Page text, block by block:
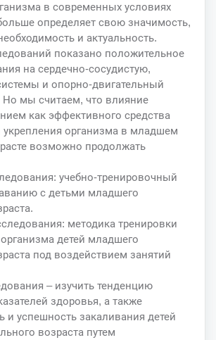
в современных условиях
определяет свою значимость,
и актуальность.
показано положительное
на сердечно-сосудистую,
и опорно-двигательный
Но мы считаем, что влияние
как эффективного средства
укрепления организма в младшем
возможно продолжать
учебно-тренировочный
с детьми младшего
методика тренировки
детей младшего
под воздействием занятий
– изучить тенденцию
здоровья, а также
и успешность закаливания детей
возраста путем